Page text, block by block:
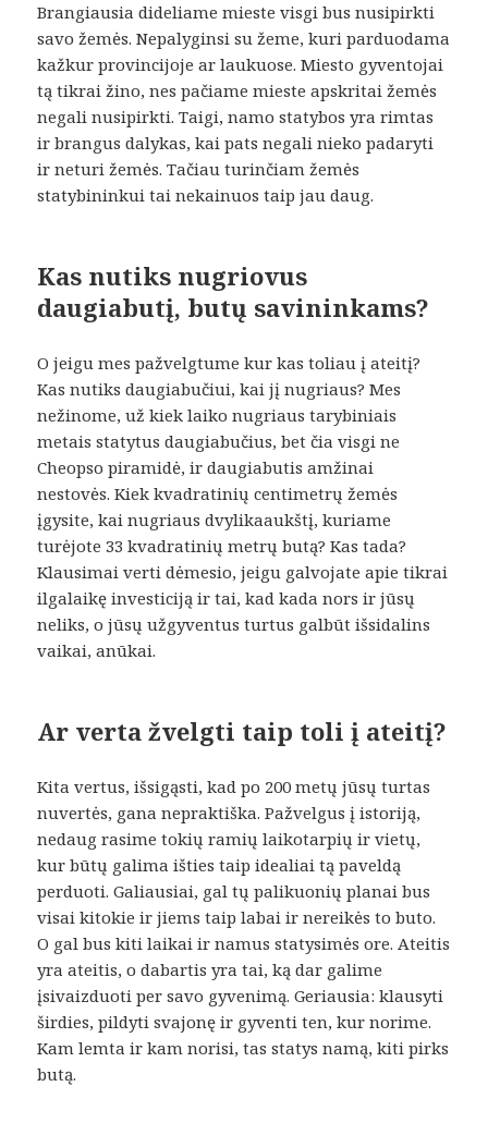
Brangiausia dideliame mieste visgi bus nusipirkti
savo žemės. Nepalyginsi su žeme, kuri parduodama
kažkur provincijoje ar laukuose. Miesto gyventojai
tą tikrai žino, nes pačiame mieste apskritai žemės
negali nusipirkti. Taigi, namo statybos yra rimtas
ir brangus dalykas, kai pats negali nieko padaryti
ir neturi žemės. Tačiau turinčiam žemės
statybininkui tai nekainuos taip jau daug.
Kas nutiks nugriovus
daugiabutį, butų savininkams?
O jeigu mes pažvelgtume kur kas toliau į ateitį?
Kas nutiks daugiabučiui, kai jį nugriaus? Mes
nežinome, už kiek laiko nugriaus tarybiniais
metais statytus daugiabučius, bet čia visgi ne
Cheopso piramidė, ir daugiabutis amžinai
nestovės. Kiek kvadratinių centimetrų žemės
įgysite, kai nugriaus dvylikaaukštį, kuriame
turėjote 33 kvadratinių metrų butą? Kas tada?
Klausimai verti dėmesio, jeigu galvojate apie tikrai
ilgalaikę investiciją ir tai, kad kada nors ir jūsų
neliks, o jūsų užgyventus turtus galbūt išsidalins
vaikai, anūkai.
Ar verta žvelgti taip toli į ateitį?
Kita vertus, išsigąsti, kad po 200 metų jūsų turtas
nuvertės, gana nepraktiška. Pažvelgus į istoriją,
nedaug rasime tokių ramių laikotarpių ir vietų,
kur būtų galima išties taip idealiai tą paveldą
perduoti. Galiausiai, gal tų palikuonių planai bus
visai kitokie ir jiems taip labai ir nereikės to buto.
O gal bus kiti laikai ir namus statysimės ore. Ateitis
yra ateitis, o dabartis yra tai, ką dar galime
įsivaizduoti per savo gyvenimą. Geriausia: klausyti
širdies, pildyti svajonę ir gyventi ten, kur norime.
Kam lemta ir kam norisi, tas statys namą, kiti pirks
butą.